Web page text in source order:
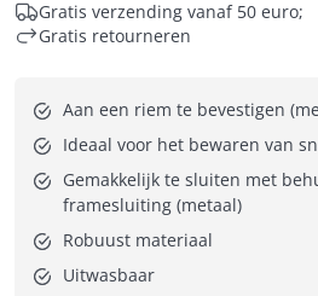
Gratis verzending vanaf 50 euro;
Gratis retourneren
Aan een riem te bevestigen
Ideaal voor het bewaren van
Gemakkelijk te sluiten met
framesluiting (metaal)
Robuust materiaal
Uitwasbaar